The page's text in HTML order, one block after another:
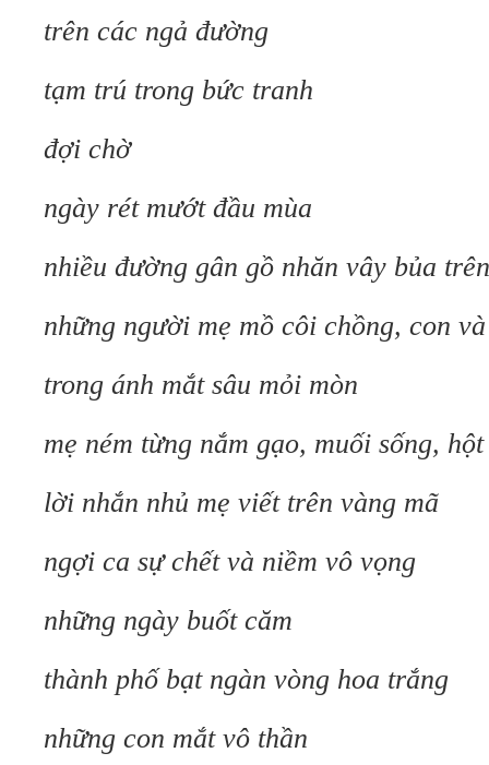
trên các ngả đường
tạm trú trong bức tranh
đợi chờ
ngày rét mướt đầu mùa
nhiều đường gân gồ nhăn vây bủa
những người mẹ mồ côi chồng, con
trong ánh mắt sâu mỏi mòn
mẹ ném từng nắm gạo, muối sống,
lời nhắn nhủ mẹ viết trên vàng mã
ngợi ca sự chết và niềm vô vọng
những ngày buốt căm
thành phố bạt ngàn vòng hoa trắng
những con mắt vô thần